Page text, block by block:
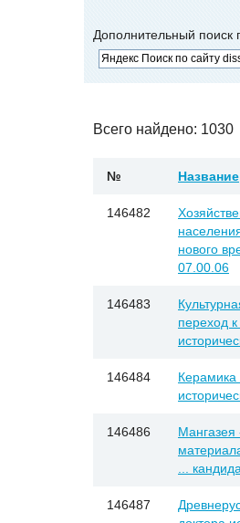
Дополнительный поиск
Всего найдено: 1030
№ Название
146482
нового
07.00.06
146483
переход
146484
Керамика
146486
Мангазея
...
146487